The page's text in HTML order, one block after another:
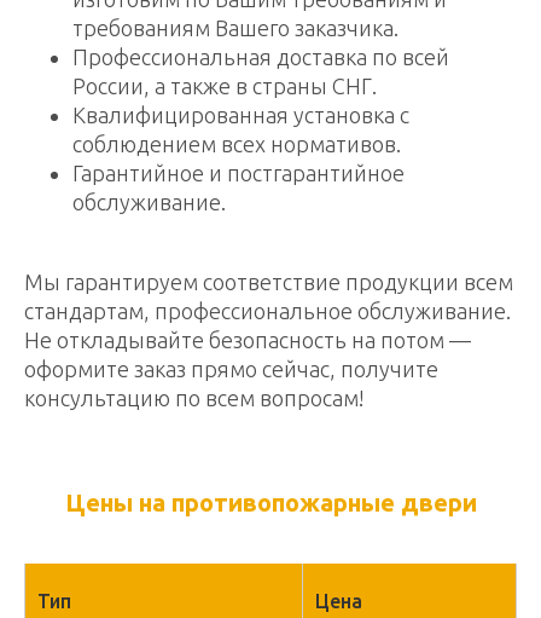
требованиям Вашего заказчика.
Профессиональная доставка по всей
России, а также в страны СНГ.
Квалифицированная установка с
соблюдением всех нормативов.
Гарантийное и постгарантийное
обслуживание.
Мы гарантируем соответствие продукции всем
стандартам, профессиональное обслуживание.
Не откладывайте безопасность на потом —
оформите заказ прямо сейчас, получите
консультацию по всем вопросам!
Цены на противопожарные двери
Тип Цена